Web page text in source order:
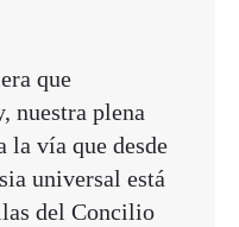
que
nuestra plena
la vía que desde
universal está
del Concilio